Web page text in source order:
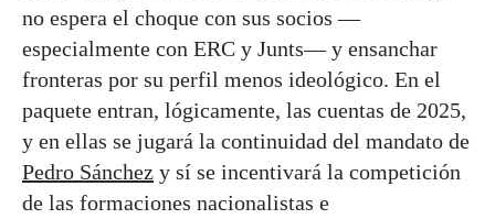
no espera el choque con sus socios —
especialmente con ERC y Junts— y ensanchar
fronteras por su perfil menos ideológico. En el
paquete entran, lógicamente, las cuentas de 2025,
y en ellas se jugará la continuidad del mandato de
Pedro Sánchez y sí se incentivará la competición
de las formaciones nacionalistas e